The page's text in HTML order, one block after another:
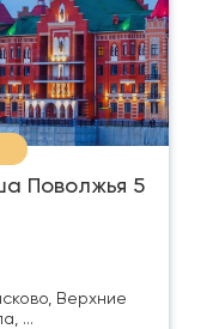
Поволжья 5
Верхние
...